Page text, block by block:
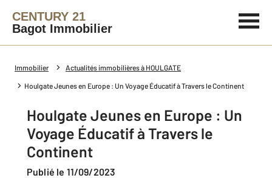
CENTURY 21
Bagot Immobilier
Immobilier Actualités immobilières à HOULGATE
Houlgate Jeunes en Europe : Un Voyage Éducatif à Travers le Continent
Houlgate Jeunes en Europe : Un
Voyage Éducatif à Travers le
Continent
Publié le 11/09/2023